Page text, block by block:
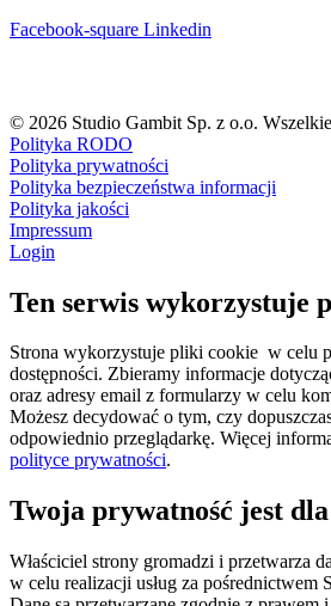
Facebook-square Linkedin
© 2026 Studio Gambit Sp. z o.o.
Polityka RODO
Polityka prywatności
Polityka bezpieczeństwa informacji
Polityka jakości
Impressum
Login
Ten serwis wykorzystuje
Strona wykorzystuje pliki cookie w celu
dostępności. Zbieramy informacje
oraz adresy email z formularzy w celu
Możesz decydować o tym, czy
odpowiednio przeglądarkę. Więcej
polityce prywatności.
Twoja prywatność jest
Właściciel strony gromadzi i przetwarza
w celu realizacji usług za pośrednictwem